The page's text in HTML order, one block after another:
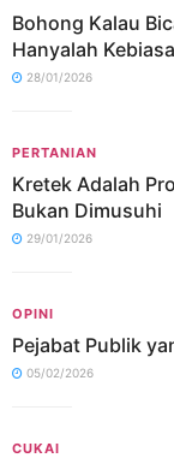
Bohong Kalau
Hanyalah
28/01/2026
PERTANIAN
Kretek Adalah
Bukan Dimusuhi
29/01/2026
OPINI
Pejabat Publik
05/02/2026
CUKAI